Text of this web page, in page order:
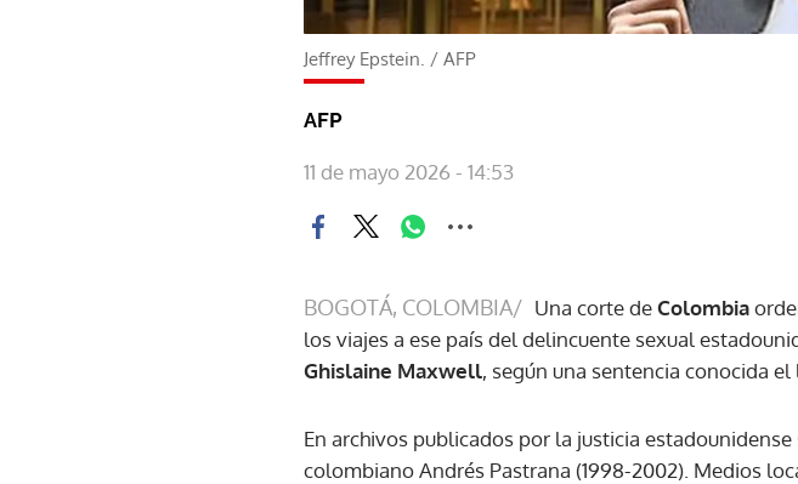
Jeffrey Epstein. / AFP
AFP
11 de mayo 2026 - 14:53
BOGOTÁ, COLOMBIA/ Una corte deColombia
los viajes a ese país del delincuente sexual
Ghislaine Maxwell, según una sentencia conocida el
En archivos publicados por la justicia
colombiano Andrés Pastrana (1998-2002). Medios